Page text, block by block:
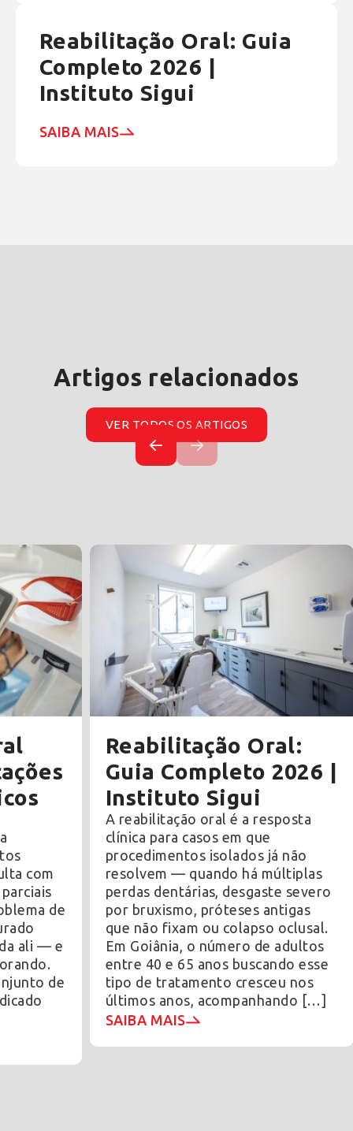
Reabilitação Oral: Guia
Completo 2026 |
Instituto Sigui
SAIBA MAIS
Artigos relacionados
VER TODOS OS ARTIGOS
com
de
ali — e
de
Reabilitação Oral:
Guia Completo 2026 |
Instituto Sigui
A reabilitação oral é a resposta
clínica para casos em que
procedimentos isolados já não
resolvem — quando há múltiplas
perdas dentárias, desgaste severo
por bruxismo, próteses antigas
que não fixam ou colapso oclusal.
Em Goiânia, o número de adultos
entre 40 e 65 anos buscando esse
tipo de tratamento cresceu nos
últimos anos, acompanhando […]
SAIBA MAIS